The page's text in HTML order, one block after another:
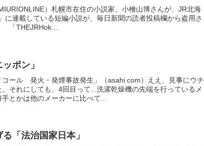
）札幌市在住の小説家、小檜山博さんが、JR北海
に連載している短編小説が、毎日新聞の読者投稿欄から盗用さ
「THEJRHok...
ポン」
コール 発火・発煙事故発生」（asahi.com）ええ、見事にウチ
それにしても、4回目って...洗濯乾燥機の先端を行っているメ
とかは他のメーカーに比べて...
「法治国家日本」